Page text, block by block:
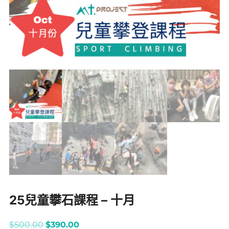
25兒童攀石課程 – 十月
$500.00 $390.00